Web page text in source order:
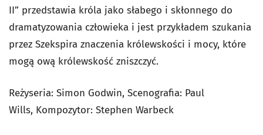
II” przedstawia króla jako słabego i skłonnego do
dramatyzowania człowieka i jest przykładem szukania
przez Szekspira znaczenia królewskości i mocy, które
mogą ową królewskość zniszczyć.
Reżyseria: Simon Godwin, Scenografia: Paul
Wills, Kompozytor: Stephen Warbeck